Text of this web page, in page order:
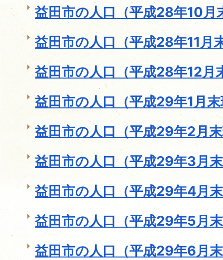
益田市の人口（平成28年10月
益田市の人口（平成28年11月
益田市の人口（平成28年12月
益田市の人口（平成29年1月
益田市の人口（平成29年2月
益田市の人口（平成29年3月
益田市の人口（平成29年4月
益田市の人口（平成29年5月
益田市の人口（平成29年6月